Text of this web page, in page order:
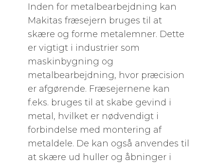
Inden for metalbearbejdning kan
Makitas fræsejern bruges til at
skære og forme metalemner. Dette
er vigtigt i industrier som
maskinbygning og
metalbearbejdning, hvor præcision
er afgørende. Fræsejernene kan
f.eks. bruges til at skabe gevind i
metal, hvilket er nødvendigt i
forbindelse med montering af
metaldele. De kan også anvendes til
at skære ud huller og åbninger i